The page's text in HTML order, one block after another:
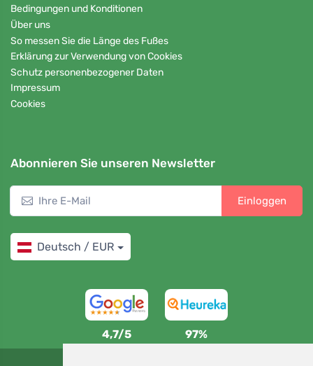
Bedingungen und Konditionen
Über uns
So messen Sie die Länge des Fußes
Erklärung zur Verwendung von Cookies
Schutz personenbezogener Daten
Impressum
Cookies
Abonnieren Sie unseren Newsletter
Einloggen
Deutsch / EUR
4,7/5 97%